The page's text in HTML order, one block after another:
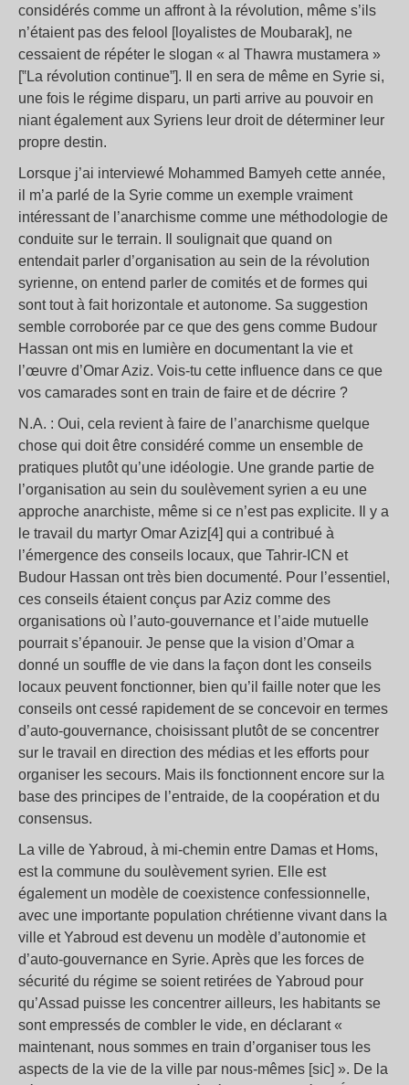
considérés comme un affront à la révolution, même s’ils
n’étaient pas des felool [loyalistes de Moubarak], ne
cessaient de répéter le slogan « al Thawra mustamera »
[‟La révolution continue”]. Il en sera de même en Syrie si,
une fois le régime disparu, un parti arrive au pouvoir en
niant également aux Syriens leur droit de déterminer leur
propre destin.
Lorsque j’ai interviewé Mohammed Bamyeh cette année,
il m’a parlé de la Syrie comme un exemple vraiment
intéressant de l’anarchisme comme une méthodologie de
conduite sur le terrain. Il soulignait que quand on
entendait parler d’organisation au sein de la révolution
syrienne, on entend parler de comités et de formes qui
sont tout à fait horizontale et autonome. Sa suggestion
semble corroborée par ce que des gens comme Budour
Hassan ont mis en lumière en documentant la vie et
l’œuvre d’Omar Aziz. Vois-tu cette influence dans ce que
vos camarades sont en train de faire et de décrire ?
N.A. : Oui, cela revient à faire de l’anarchisme quelque
chose qui doit être considéré comme un ensemble de
pratiques plutôt qu’une idéologie. Une grande partie de
l’organisation au sein du soulèvement syrien a eu une
approche anarchiste, même si ce n’est pas explicite. Il y a
le travail du martyr Omar Aziz[4] qui a contribué à
l’émergence des conseils locaux, que Tahrir-ICN et
Budour Hassan ont très bien documenté. Pour l’essentiel,
ces conseils étaient conçus par Aziz comme des
organisations où l’auto-gouvernance et l’aide mutuelle
pourrait s’épanouir. Je pense que la vision d’Omar a
donné un souffle de vie dans la façon dont les conseils
locaux peuvent fonctionner, bien qu’il faille noter que les
conseils ont cessé rapidement de se concevoir en termes
d’auto-gouvernance, choisissant plutôt de se concentrer
sur le travail en direction des médias et les efforts pour
organiser les secours. Mais ils fonctionnent encore sur la
base des principes de l’entraide, de la coopération et du
consensus.
La ville de Yabroud, à mi-chemin entre Damas et Homs,
est la commune du soulèvement syrien. Elle est
également un modèle de coexistence confessionnelle,
avec une importante population chrétienne vivant dans la
ville et Yabroud est devenu un modèle d’autonomie et
d’auto-gouvernance en Syrie. Après que les forces de
sécurité du régime se soient retirées de Yabroud pour
qu’Assad puisse les concentrer ailleurs, les habitants se
sont empressés de combler le vide, en déclarant «
maintenant, nous sommes en train d’organiser tous les
aspects de la vie de la ville par nous-mêmes [sic] ». De la